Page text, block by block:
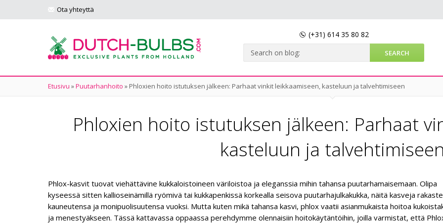
Ota yhteyttä
(+31) 614 35 80 82
Etusivu »Puutarhanhoito » Phloxien hoito istutuksen jälkeen: Parhaat vinkit leikkaamiseen, kasteluun ja talvehtimiseen
Phloxien hoito istutuksen jälkeen: Parhaat
kasteluun ja talvehtimiseen
Phlox-kasvit tuovat viehättävine kukkaloistoineen väriloistoa ja eleganssia mihin tahansa puutarhamaisemaan. Olipa
kyseessä sitten kallioseinämillä ryömivä tai kukkapenkissä korkealla seisova puutarhajulkakukka, näitä kasveja
kauneutensa ja monipuolisuutensa vuoksi. Mutta kuten mikä tahansa kasvi, phlox vaatii asianmukaista hoitoa
ja menestyäkseen. Tässä kattavassa oppaassa perehdymme olennaisiin hoitokäytäntöihin, joilla varmistat, että